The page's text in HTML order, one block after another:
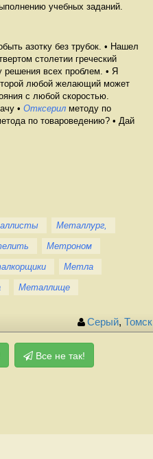
учебных заданий.
азотку без трубок. • Нашел
столетии греческий
решения всех проблем. • Я
любой желающий может
с любой скоростью.
• Отксерил методу по
по товароведению? • Дай
Металлург,
Метроном
Метла
Металлище
Серый, Томск
Все не так!